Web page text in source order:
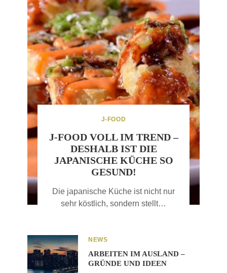
J-FOOD
J-FOOD VOLL IM TREND –
DESHALB IST DIE
JAPANISCHE KÜCHE SO
GESUND!
Die japanische Küche ist nicht nur
sehr köstlich, sondern stellt…
NEWS
ARBEITEN IM AUSLAND –
GRÜNDE UND IDEEN